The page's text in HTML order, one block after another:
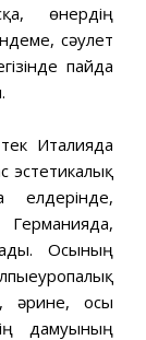
өнердің
сәулет
пайда
Италияда
эстетикалық
елдерінде,
Осының
әрине, осы
дамуының